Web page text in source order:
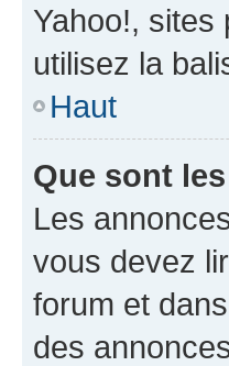
Yahoo!, sites
utilisez la
Haut
Que sont
Les
vous devez
forum et
des